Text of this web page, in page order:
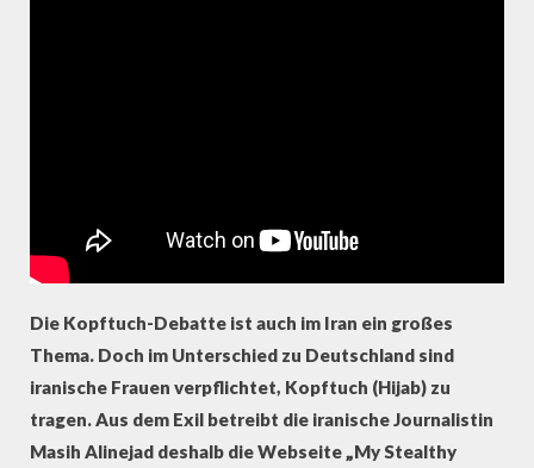
Die Kopftuch-Debatte ist auch im Iran ein großes
Thema. Doch im Unterschied zu Deutschland sind
iranische Frauen verpflichtet, Kopftuch (Hijab) zu
tragen. Aus dem Exil betreibt die iranische Journalistin
Masih Alinejad deshalb die Webseite „My Stealthy